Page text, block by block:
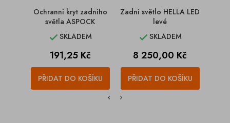
Ochranní kryt zadního
světla ASPOCK
SKLADEM
Cena
191,25 Kč
PŘIDAT DO KOŠÍKU
Zadní světlo HELLA LED
levé
SKLADEM
Cena
8 250,00 Kč
PŘIDAT DO KOŠÍKU